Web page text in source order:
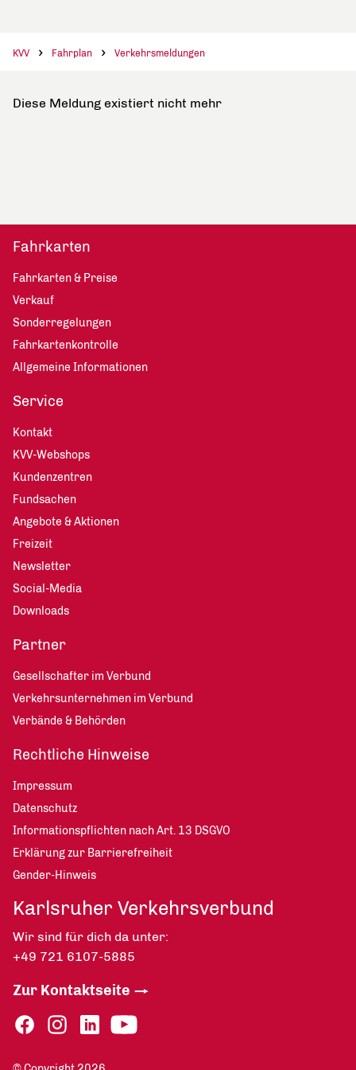
KVV Fahrplan Verkehrsmeldungen
Diese Meldung existiert nicht mehr
Fahrkarten
Fahrkarten & Preise
Verkauf
Sonderregelungen
Fahrkartenkontrolle
Allgemeine Informationen
Service
Kontakt
KVV-Webshops
Kundenzentren
Fundsachen
Angebote & Aktionen
Freizeit
Newsletter
Social-Media
Downloads
Partner
Gesellschafter im Verbund
Verkehrsunternehmen im Verbund
Verbände & Behörden
Rechtliche Hinweise
Impressum
Datenschutz
Informationspflichten nach Art. 13 DSGVO
Erklärung zur Barrierefreiheit
Gender-Hinweis
Karlsruher Verkehrsverbund
Wir sind für dich da unter:
+49 721 6107-5885
Zur Kontaktseite